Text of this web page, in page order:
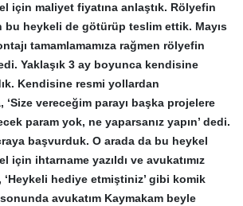
için maliyet fiyatına anlaştık. Rölyefin
bu heykeli de götürüp teslim ettik. Mayıs
tamamlamamıza rağmen rölyefin
Yaklaşık 3 ay boyunca kendisine
Kendisine resmi yollardan
‘Size vereceğim parayı başka projelere
param yok, ne yaparsanız yapın’ dedi.
başvurduk. O arada da bu heykel
için ihtarname yazıldı ve avukatımız
hediye etmiştiniz’ gibi komik
avukatım Kaymakam beyle